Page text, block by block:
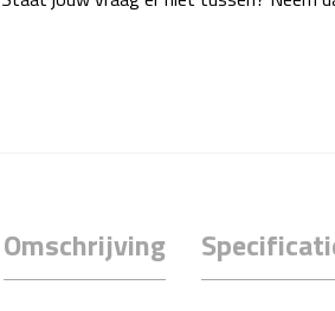
Omschrijving